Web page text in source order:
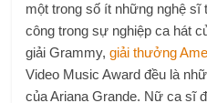
một trong số ít những nghệ sĩ
công trong sự nghiệp ca hát
giải Grammy,giải thưởng
Video Music Award đều là
của Ariana Grande. Nữ ca sĩ